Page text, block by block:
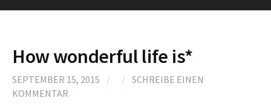
How wonderful life is*
SEPTEMBER 15, 2015 / / SCHREIBE EINEN
KOMMENTAR